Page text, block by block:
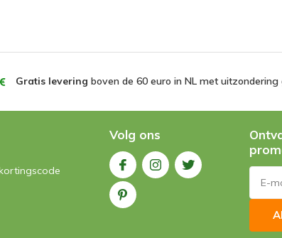
Gratis levering boven de 60 euro in NL met
Volg ons